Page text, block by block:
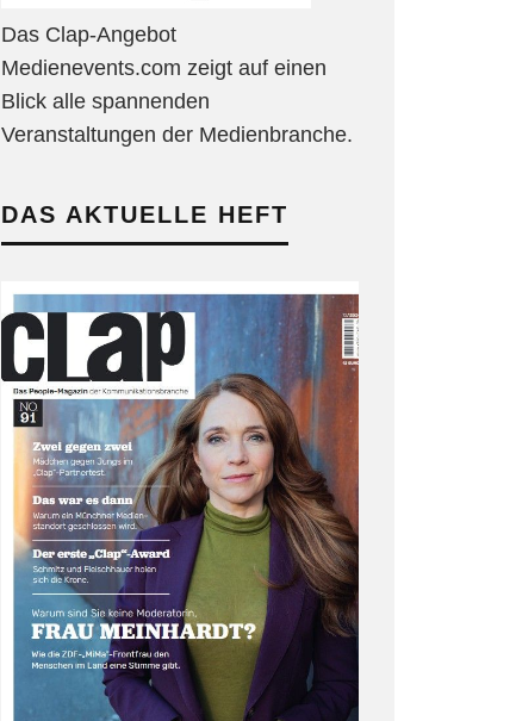
Das Clap-Angebot
Medienevents.com zeigt auf einen
Blick alle spannenden
Veranstaltungen der Medienbranche.
DAS AKTUELLE HEFT